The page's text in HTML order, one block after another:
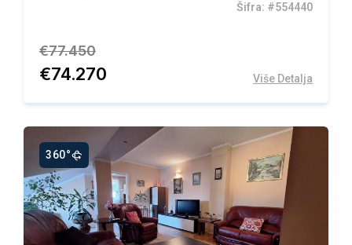
Šifra: #554440
€77.450
€74.270 Više Detalja
360°